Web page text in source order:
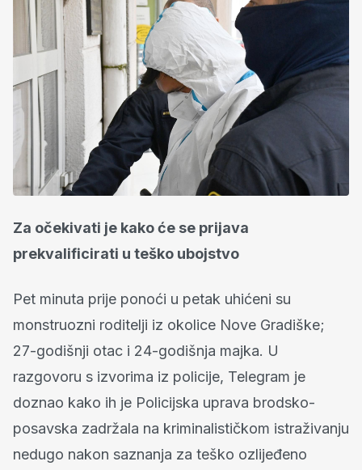
Za očekivati je kako će se prijava
prekvalificirati u teško ubojstvo
Pet minuta prije ponoći u petak uhićeni su
monstruozni roditelji iz okolice Nove Gradiške;
27-godišnji otac i 24-godišnja majka. U
razgovoru s izvorima iz policije, Telegram je
doznao kako ih je Policijska uprava brodsko-
posavska zadržala na kriminalističkom istraživanju
nedugo nakon saznanja za teško ozlijeđeno